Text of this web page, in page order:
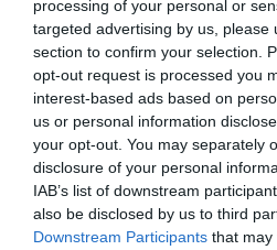
processing of your personal or
targeted advertising by us, please
section to confirm your selection.
opt-out request is processed you
interest-based ads based on
us or personal information
your opt-out. You may separately
disclosure of your personal
IAB’s list of downstream
also be disclosed by us to third
Downstream Participants that may
Δεν μπορέσαμε να μην
κίνηση καρέ κούρεμα της